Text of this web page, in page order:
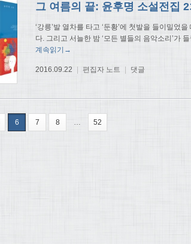
그 여름의 끝: 윤후명 소설전집
‘강릉’발 열차를 타고 ‘둔황’에 첫발을 들이밀었
다. 그리고 서늘한 밤 ‘모든 별들의 음악소리’가
계속읽기→
2016.09.22 편집자 노트 댓글
6 7 8 … 52